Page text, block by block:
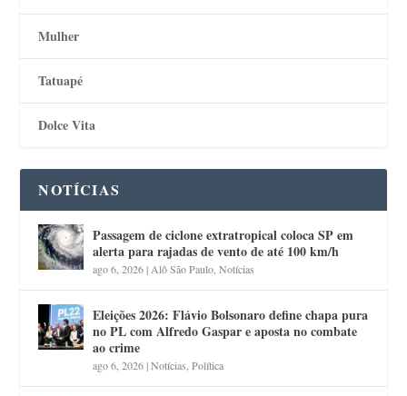
Mulher
Tatuapé
Dolce Vita
NOTÍCIAS
Passagem de ciclone extratropical coloca SP em
alerta para rajadas de vento de até 100 km/h
ago 6, 2026| Alô São Paulo ,Notícias
Eleições 2026: Flávio Bolsonaro define chapa pura
no PL com Alfredo Gaspar e aposta no combate
ao crime
ago 6, 2026|Notícias ,Política